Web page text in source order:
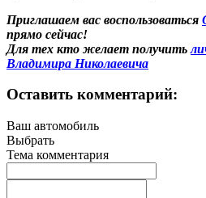
Приглашаем вас воспользоваться
прямо сейчас!
Для тех кто желает получить
Владимира Николаевича
Оставить комментарий:
Ваш автомобиль
Выбрать
Тема комментария